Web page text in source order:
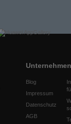
Unternehmen
Blog
Impressum
Datenschutz
AGB